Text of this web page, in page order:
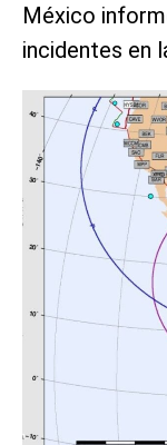
México
incidentes en